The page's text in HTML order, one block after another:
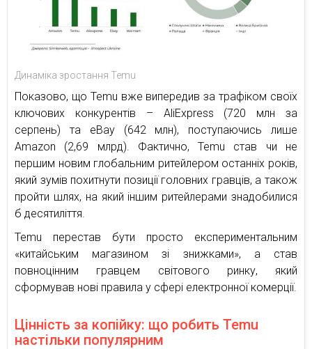
Динаміка зростання Temu
Показово, що Temu вже випередив за трафіком своїх
ключових конкурентів – AliExpress (720 млн за
серпень) та eBay (642 млн), поступаючись лише
Amazon (2,69 млрд). Фактично, Temu став чи не
першим новим глобальним ритейлером останніх років,
який зумів похитнути позиції головних гравців, а також
пройти шлях, на який іншим ритейлерами знадобилися
б десятиліття.
Temu перестав бути просто експериментальним
«китайським магазином зі знижками», а став
повноцінним гравцем світового ринку, який
сформував нові правила у сфері електронної комерції.
Цінність за копійку: що робить Temu
настільки популярним